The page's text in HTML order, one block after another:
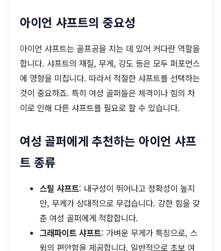
아이언 샤프트의 중요성
아이언 샤프트는 골프공을 치는 데 있어 커다란 역할을
합니다. 샤프트의 재질, 무게, 강도 등은 모두 퍼포먼스
에 영향을 미칩니다. 따라서 적절한 샤프트를 선택하는
것이 중요하죠. 특히 여성 골퍼들은 체격이나 힘의 차
이로 인해 다른 샤프트를 필요로 할 수 있습니다.
여성 골퍼에게 추천하는 아이언 샤프
트 종류
스틸 샤프트: 내구성이 뛰어나고 정확성이 높지
만, 무게가 상대적으로 무겁습니다. 강한 힘을 갖
춘 여성 골퍼에게 적합합니다.
그래파이트 샤프트: 가벼운 무게가 특징으로, 스
윙의 편안함을 제공합니다. 일반적으로 초보 여